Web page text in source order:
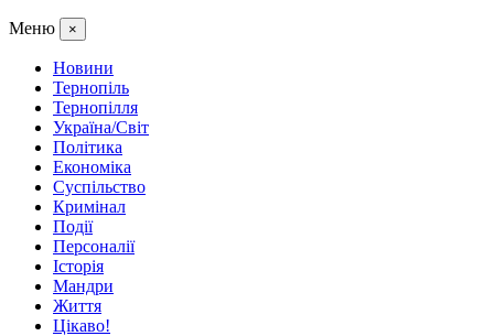
Меню ×
Новини
Тернопіль
Тернопілля
Україна/Світ
Політика
Економіка
Суспільство
Кримінал
Події
Персоналії
Історія
Мандри
Життя
Цікаво!